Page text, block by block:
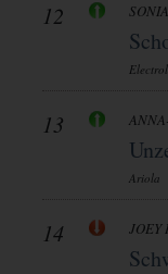
12
13
Ariola
14 JOEY